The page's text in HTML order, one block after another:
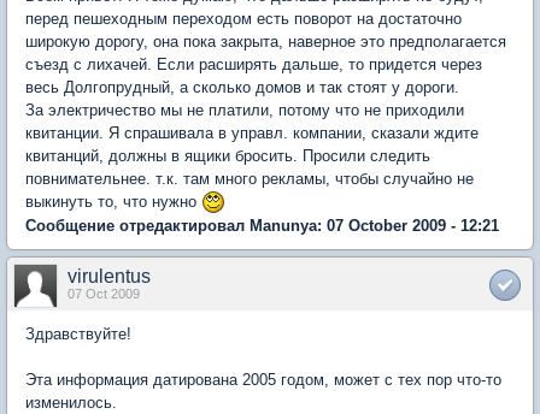
перед пешеходным переходом есть поворот на достаточно
широкую дорогу, она пока закрыта, наверное это предполагается
съезд с лихачей. Если расширять дальше, то придется через
весь Долгопрудный, а сколько домов и так стоят у дороги.
За электричество мы не платили, потому что не приходили
квитанции. Я спрашивала в управл. компании, сказали ждите
квитанций, должны в ящики бросить. Просили следить
повнимательнее. т.к. там много рекламы, чтобы случайно не
выкинуть то, что нужно
Сообщение отредактировал Manunya: 07 October 2009 - 12:21
virulentus
07 Oct 2009
Здравствуйте!
Эта информация датирована 2005 годом, может с тех пор что-то
изменилось.